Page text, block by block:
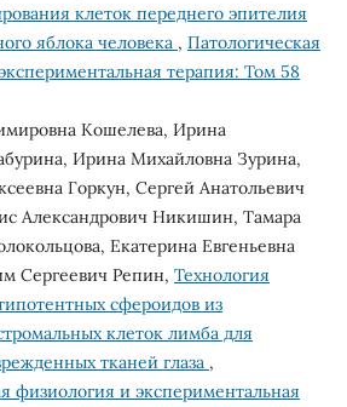
клеток переднего эпителия
яблока человека , Патологическая
терапия: Том 58
Кошелева, Ирина
Ирина Михайловна Зурина,
Горкун, Сергей Анатольевич
Александрович Никишин, Тамара
Екатерина Евгеньевна
Сергеевич Репин, Технология
сфероидов из
клеток лимба для
тканей глаза ,
физиология и экспериментальная